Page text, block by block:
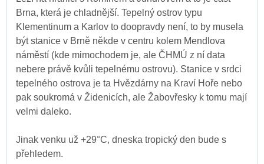
Brna, která je chladnější. Tepelný ostrov typu
Klementinum a Karlov to doopravdy není, to by musela
být stanice v Brně někde v centru kolem Mendlova
náměstí (kde mimochodem je, ale ČHMÚ z ní data
nebere právě kvůli tepelnému ostrovu). Stanice v srdci
tepelného ostrova je ta Hvězdárny na Kraví Hoře nebo
pak soukromá v Židenicích, ale Žabovřesky k tomu mají
velmi daleko.
Jinak venku už +29°C, dneska tropický den bude s
přehledem.